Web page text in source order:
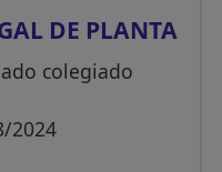
DE PLANTA
colegiado
2024